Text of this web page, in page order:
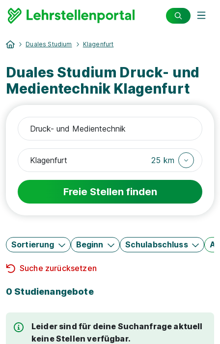
Duales Studium Klagenfurt
Duales Studium Druck- und
Medientechnik Klagenfurt
25 km
Freie Stellen finden
Sortierung Beginn Schulabschluss
Suche zurücksetzen
0 Studienangebote
Leider sind für deine Suchanfrage aktuell
keine Stellen verfügbar.